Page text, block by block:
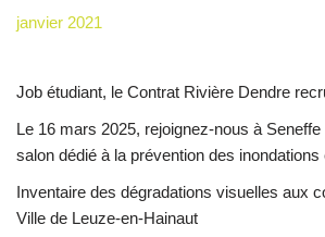
janvier 2021
Job étudiant, le Contrat Rivière Dendre
Le 16 mars 2025, rejoignez-nous à
salon dédié à la prévention des inondations
Inventaire des dégradations visuelles aux
Ville de Leuze-en-Hainaut